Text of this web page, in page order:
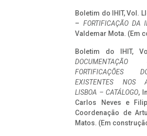
Boletim do IHIT, Vol.
– FORTIFICAÇÃO DA
Valdemar Mota. (Em
Boletim do IHIT,
FORTIFICAÇÕES
EXISTENTES NOS
LISBOA – CATÁLOGO,
Carlos Neves e
Coordenação de
Matos. (Em